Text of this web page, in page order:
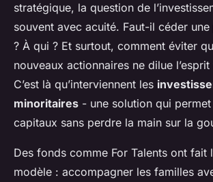
stratégique, la question de
souvent avec acuité. Faut-il céder
? À qui ? Et surtout, comment éviter
nouveaux actionnaires ne dilue
C’est là qu’interviennent les
minoritaires - une solution qui permet
capitaux sans perdre la main sur la
Des fonds comme For Talents ont fait
modèle : accompagner les familles